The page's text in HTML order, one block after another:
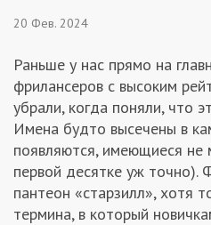
Новости сервиса
Исполнителям
Заказчикам
Полезное
20 Фев. 2024
Раньше у нас прямо на
фрилансеров с высоким
убрали, когда поняли, что
Имена будто высечены в
появляются, имеющиеся не
первой десятке уж точно).
пантеон «старзилл», хотя
термина, в который